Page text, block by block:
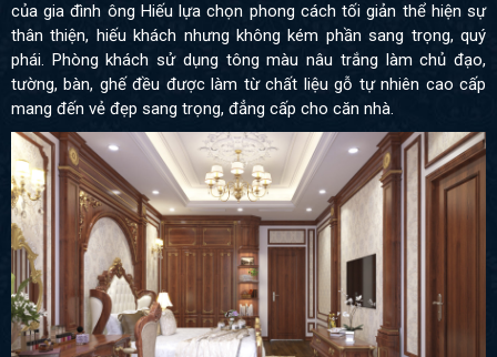
của gia đình ông Hiếu lựa chọn phong cách tối giản thể hiện sự
thân thiện, hiếu khách nhưng không kém phần sang trọng, quý
phái. Phòng khách sử dụng tông màu nâu trắng làm chủ đạo,
tường, bàn, ghế đều được làm từ chất liệu gỗ tự nhiên cao cấp
mang đến vẻ đẹp sang trọng, đẳng cấp cho căn nhà.